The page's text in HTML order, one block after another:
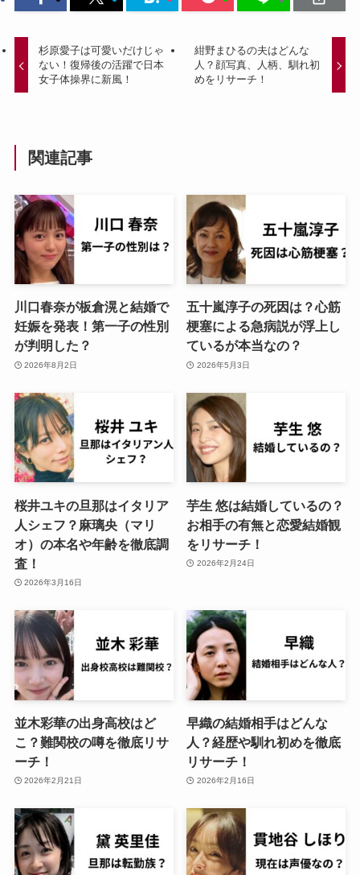
杉原愛子は可愛いだけじゃ
ない！復帰後の活躍で日本
女子体操界に新風！
紺野まひるの夫はどんな
人？顔写真、人柄、馴れ初
めをリサーチ！
関連記事
川口春奈が板倉滉と結婚で
妊娠を発表！第一子の性別
が判明した？
2026年8月2日
五十嵐淳子の死因は？心筋
梗塞による急病説が浮上し
ているが本当なの？
2026年5月3日
桜井ユキの旦那はイタリア
人シェフ？麻璃央（マリ
オ）の本名や年齢を徹底調
査！
2026年3月16日
芋生 悠は結婚しているの？
お相手の有無と恋愛結婚観
をリサーチ！
2026年2月24日
並木彩華の出身高校はど
こ？難関校の噂を徹底リサ
ーチ！
2026年2月21日
早織の結婚相手はどんな
人？経歴や馴れ初めを徹底
リサーチ！
2026年2月16日